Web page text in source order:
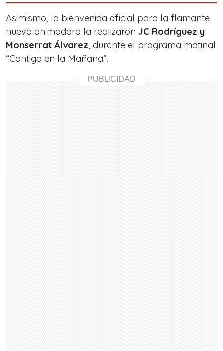
Asimismo, la bienvenida oficial para la flamante
nueva animadora la realizaron JC Rodríguez y
Monserrat Álvarez, durante el programa matinal
“Contigo en la Mañana”.